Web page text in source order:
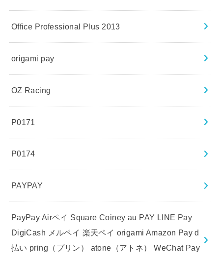
Office Professional Plus 2013
origami pay
OZ Racing
P0171
P0174
PAYPAY
PayPay Airペイ Square Coiney au PAY LINE Pay
DigiCash メルペイ 楽天ペイ origami Amazon Pay d
払い pring（プリン） atone（アトネ） WeChat Pay